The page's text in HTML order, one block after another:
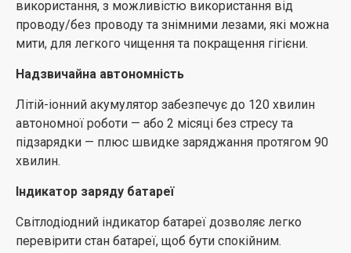
використання, з можливістю використання від
проводу/без проводу та знімними лезами, які можна
мити, для легкого чищення та покращення гігієни.
Надзвичайна автономність
Літій-іонний акумулятор забезпечує до 120 хвилин
автономної роботи — або 2 місяці без стресу та
підзарядки — плюс швидке заряджання протягом 90
хвилин.
Індикатор заряду батареї
Світлодіодний індикатор батареї дозволяє легко
перевірити стан батареї, щоб бути спокійним.